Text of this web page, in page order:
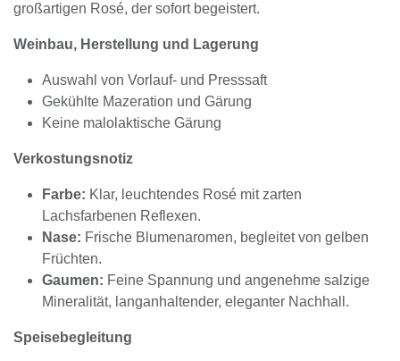
großartigen Rosé, der sofort begeistert.
Weinbau, Herstellung und Lagerung
Auswahl von Vorlauf- und Presssaft
Gekühlte Mazeration und Gärung
Keine malolaktische Gärung
Verkostungsnotiz
Farbe: Klar, leuchtendes Rosé mit zarten
Lachsfarbenen Reflexen.
Nase: Frische Blumenaromen, begleitet von gelben
Früchten.
Gaumen: Feine Spannung und angenehme salzige
Mineralität, langanhaltender, eleganter Nachhall.
Speisebegleitung